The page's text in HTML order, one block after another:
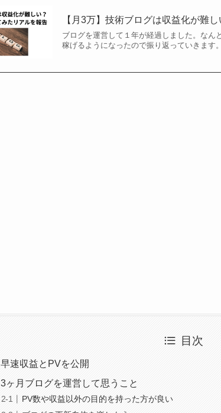
【月3万】技術ブログは収益化が難
ブログを運営して１年が経過しました。なん
稼げるようになったので振り返っていきま
目次
早速収益とPVを公開
3ヶ月ブログを運営して思うこと
PV数や収益以外の目的を持った方が良い